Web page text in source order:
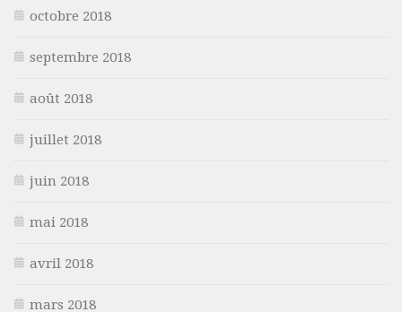
octobre 2018
septembre 2018
août 2018
juillet 2018
juin 2018
mai 2018
avril 2018
mars 2018